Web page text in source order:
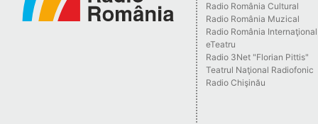
Radio România Cultural
Radio România Muzical
Radio România Internaţional
eTeatru
Radio 3Net "Florian Pittis"
Teatrul Naţional Radiofonic
Radio Chişinău